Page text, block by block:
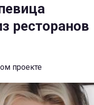
ресторанов
проекте